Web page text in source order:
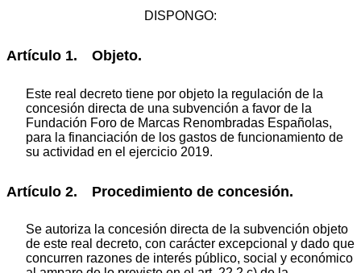
DISPONGO:
Artículo 1. Objeto.
Este real decreto tiene por objeto la regulación de la
concesión directa de una subvención a favor de la
Fundación Foro de Marcas Renombradas Españolas,
para la financiación de los gastos de funcionamiento de
su actividad en el ejercicio 2019.
Artículo 2. Procedimiento de concesión.
Se autoriza la concesión directa de la subvención objeto
de este real decreto, con carácter excepcional y dado que
concurren razones de interés público, social y económico